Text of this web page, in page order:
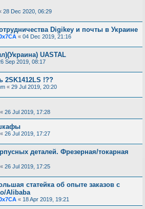
28 Dec 2020, 06:29
Digikey и почты в Украине
« 04 Dec 2019, 21:16
UASTAL
Sep 2019, 08:17
2SK1412LS !??
« 29 Jul 2019, 20:20
« 26 Jul 2019, 17:28
« 26 Jul 2019, 17:27
деталей. Фрезерная/токарная
« 26 Jul 2019, 17:25
статейка об опыте заказов с
Alibaba
« 18 Apr 2019, 19:21